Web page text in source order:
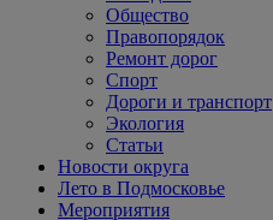
Общество
Правопорядок
Ремонт дорог
Спорт
Дороги и транспорт
Экология
Статьи
Новости округа
Лето в Подмосковье
Мероприятия